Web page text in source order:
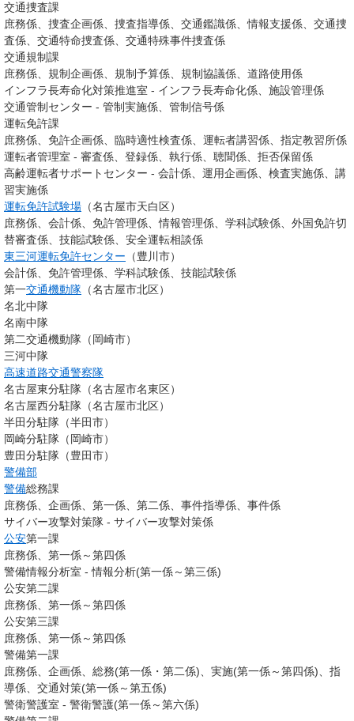
交通捜査課
庶務係、捜査企画係、捜査指導係、交通鑑識係、情報支援係、交通捜
査係、交通特命捜査係、交通特殊事件捜査係
交通規制課
庶務係、規制企画係、規制予算係、規制協議係、道路使用係
インフラ長寿命化対策推進室 - インフラ長寿命化係、施設管理係
交通管制センター - 管制実施係、管制信号係
運転免許課
庶務係、免許企画係、臨時適性検査係、運転者講習係、指定教習所係
運転者管理室 - 審査係、登録係、執行係、聴聞係、拒否保留係
高齢運転者サポートセンター - 会計係、運用企画係、検査実施係、講
習実施係
運転免許試験場 （名古屋市天白区）
庶務係、会計係、免許管理係、情報管理係、学科試験係、外国免許切
替審査係、技能試験係、安全運転相談係
東三河運転免許センター （豊川市）
会計係、免許管理係、学科試験係、技能試験係
第一交通機動隊 （名古屋市北区）
名北中隊
名南中隊
第二交通機動隊（岡崎市）
三河中隊
高速道路交通警察隊
名古屋東分駐隊（名古屋市名東区）
名古屋西分駐隊（名古屋市北区）
半田分駐隊（半田市）
岡崎分駐隊（岡崎市）
豊田分駐隊（豊田市）
警備部
警備総務課
庶務係、企画係、第一係、第二係、事件指導係、事件係
サイバー攻撃対策隊 - サイバー攻撃対策係
公安第一課
庶務係、第一係～第四係
警備情報分析室 - 情報分析(第一係～第三係)
公安第二課
庶務係、第一係～第四係
公安第三課
庶務係、第一係～第四係
警備第一課
庶務係、企画係、総務(第一係・第二係)、実施(第一係～第四係)、指
導係、交通対策(第一係～第五係)
警衛警護室 - 警衛警護(第一係～第六係)